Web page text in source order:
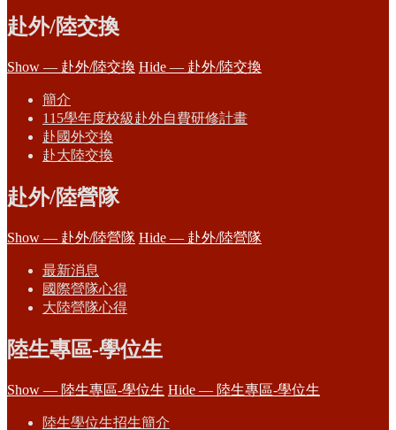
赴外/陸交換
Show — 赴外/陸交換 Hide — 赴外/陸交換
簡介
115學年度校級赴外自費研修計畫
赴國外交換
赴大陸交換
赴外/陸營隊
Show — 赴外/陸營隊 Hide — 赴外/陸營隊
最新消息
國際營隊心得
大陸營隊心得
陸生專區-學位生
Show — 陸生專區-學位生 Hide — 陸生專區-學位生
陸生學位生招生簡介